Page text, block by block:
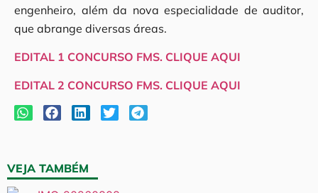
engenheiro, além da nova especialidade de auditor,
que abrange diversas áreas.
EDITAL 1 CONCURSO FMS. CLIQUE AQUI
EDITAL 2 CONCURSO FMS. CLIQUE AQUI
VEJA TAMBÉM